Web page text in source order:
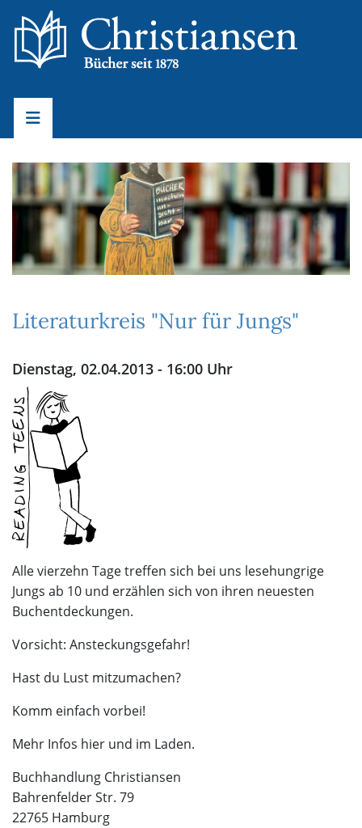
Literaturkreis "Nur für Jungs"
Dienstag, 02.04.2013 - 16:00 Uhr
Alle vierzehn Tage treffen sich bei uns lesehungrige
Jungs ab 10 und erzählen sich von ihren neuesten
Buchentdeckungen.
Vorsicht: Ansteckungsgefahr!
Hast du Lust mitzumachen?
Komm einfach vorbei!
Mehr Infos hier und im Laden.
Buchhandlung Christiansen
Bahrenfelder Str. 79
22765 Hamburg